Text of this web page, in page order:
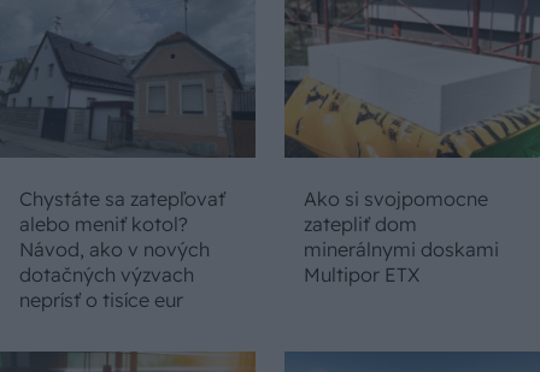
Chystáte sa zatepľovať
alebo meniť kotol?
Návod, ako v nových
dotačných výzvach
neprísť o tisíce eur
Ako si svojpomocne
zatepliť dom
minerálnymi doskami
Multipor ETX